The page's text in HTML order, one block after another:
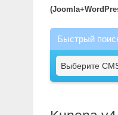
Быстрый
Выберите